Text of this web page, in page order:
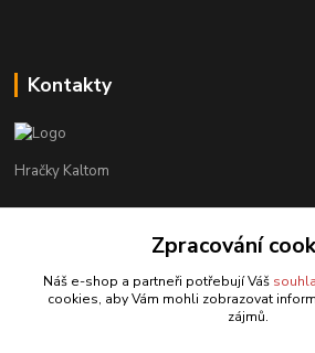
Kontakty
Hračky Kaltom
+420 777 538 008
hrackykaltom@gmail.com
Zpracování
Náš e-shop a partneři potřebují Váš
cookies, aby Vám mohli zobrazovat
zájmů.